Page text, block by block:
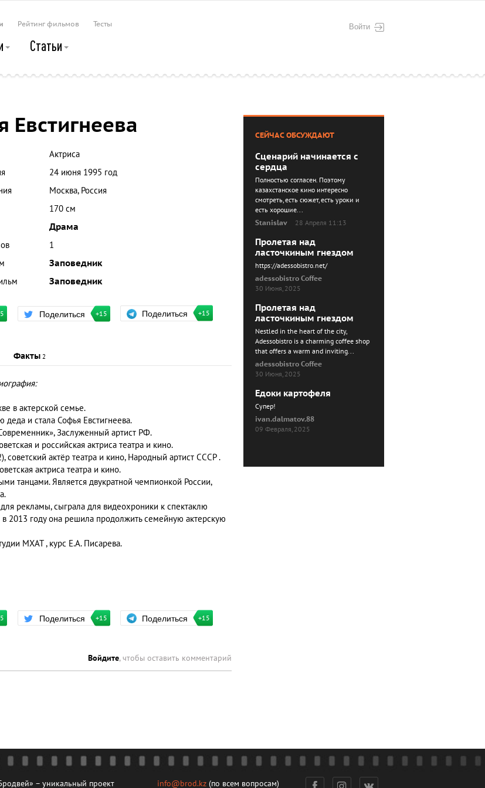
Войти
Рейтинг фильмов Тесты
Статьи
Евстигнеева
Актриса
24 июня 1995 год
Москва, Россия
170 см
Драма
1
Заповедник
Заповедник
Поделиться +15 Поделиться +15
Факты 2
в актерской семье.
и стала Софья Евстигнеева.
Заслуженный артист РФ.
и российская актриса театра и кино.
актёр театра и кино, Народный артист СССР .
актриса театра и кино.
танцами. Является двукратной чемпионкой России,
рекламы, сыграла для видеохроники к спектаклю
2013 году она решила продолжить семейную актерскую
МХАТ , курс Е.А. Писарева.
Поделиться +15 Поделиться +15
Войдите, чтобы оставить комментарий
СЕЙЧАС ОБСУЖДАЮТ
Сценарий начинается с
сердца
Полностью согласен. Поэтому
казахстанское кино интересно
смотреть, есть сюжет, есть уроки и
есть хорошие...
Stanislav
28 Апреля 11:13
Пролетая над
ласточкиным гнездом
https://adessobistro.net/
adessobistro Coffee
30 Июня, 2025
Пролетая над
ласточкиным гнездом
Nestled in the heart of the city,
Adessobistro is a charming coffee shop
that offers a warm and inviting...
adessobistro Coffee
30 Июня, 2025
Едоки картофеля
Cупер!
ivan.dalmatov.88
09 Февраля, 2025
– уникальный проект info@brod.kz (по всем вопросам)